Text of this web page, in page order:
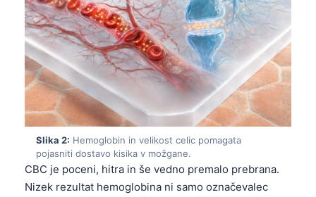
Slika 2: Hemoglobin in velikost celic pomagata
pojasniti dostavo kisika v možgane.
CBC je poceni, hitra in še vedno premalo prebrana.
Nizek rezultat hemoglobina ni samo označevalec